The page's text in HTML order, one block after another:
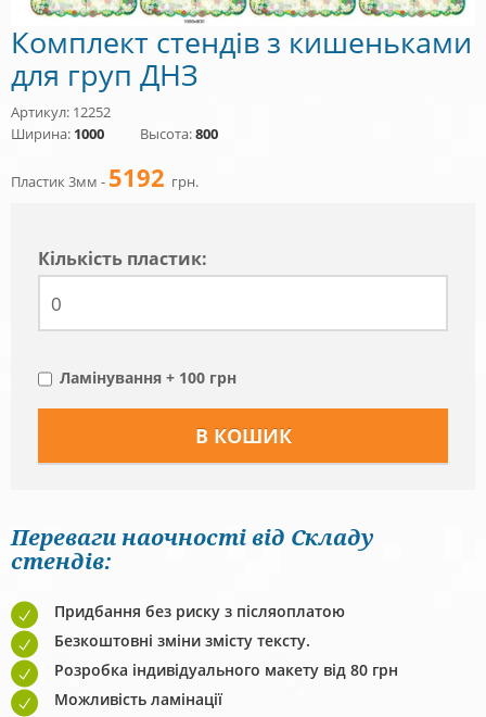
Комплект стендів з кишеньками
для груп ДНЗ
Артикул: 12252
Ширина: 1000 Высота:800
Пластик 3мм - 5192 грн.
Кiлькiсть пластик:
Ламінування + 100 грн
Переваги наочності від Складу
стендів:
Придбання без риску з післяоплатою
Безкоштовні зміни змісту тексту.
Розробка індивідуального макету від 80 грн
Можливість ламінації